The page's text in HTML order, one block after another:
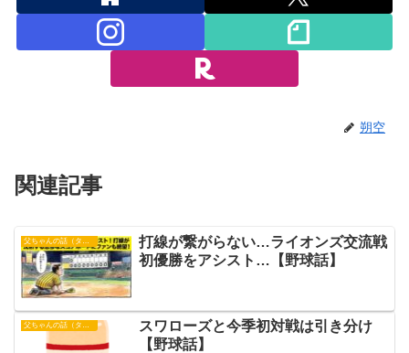
朔空
関連記事
父ちゃんの話（タイガース）
​打線が繋がらない…ライオンズ交流戦
初優勝をアシスト…【野球話】
スワローズと今季初対戦は引き分け
【野球話】